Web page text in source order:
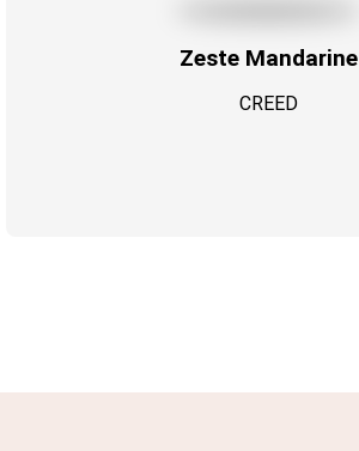
Zeste Mandarine
CREED